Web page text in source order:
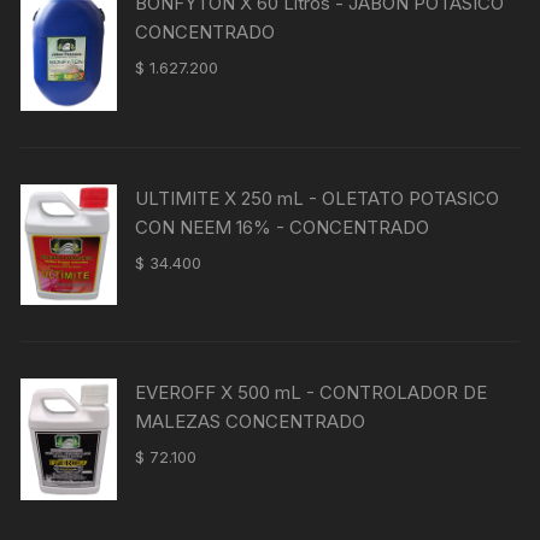
$ 43.500.$ 39.800.
CONCENTRADO
$ 1.627.200
ULTIMITE X 250 mL - OLETATO POTASICO
CON NEEM 16% - CONCENTRADO
$ 34.400
EVEROFF X 500 mL - CONTROLADOR DE
MALEZAS CONCENTRADO
$ 72.100